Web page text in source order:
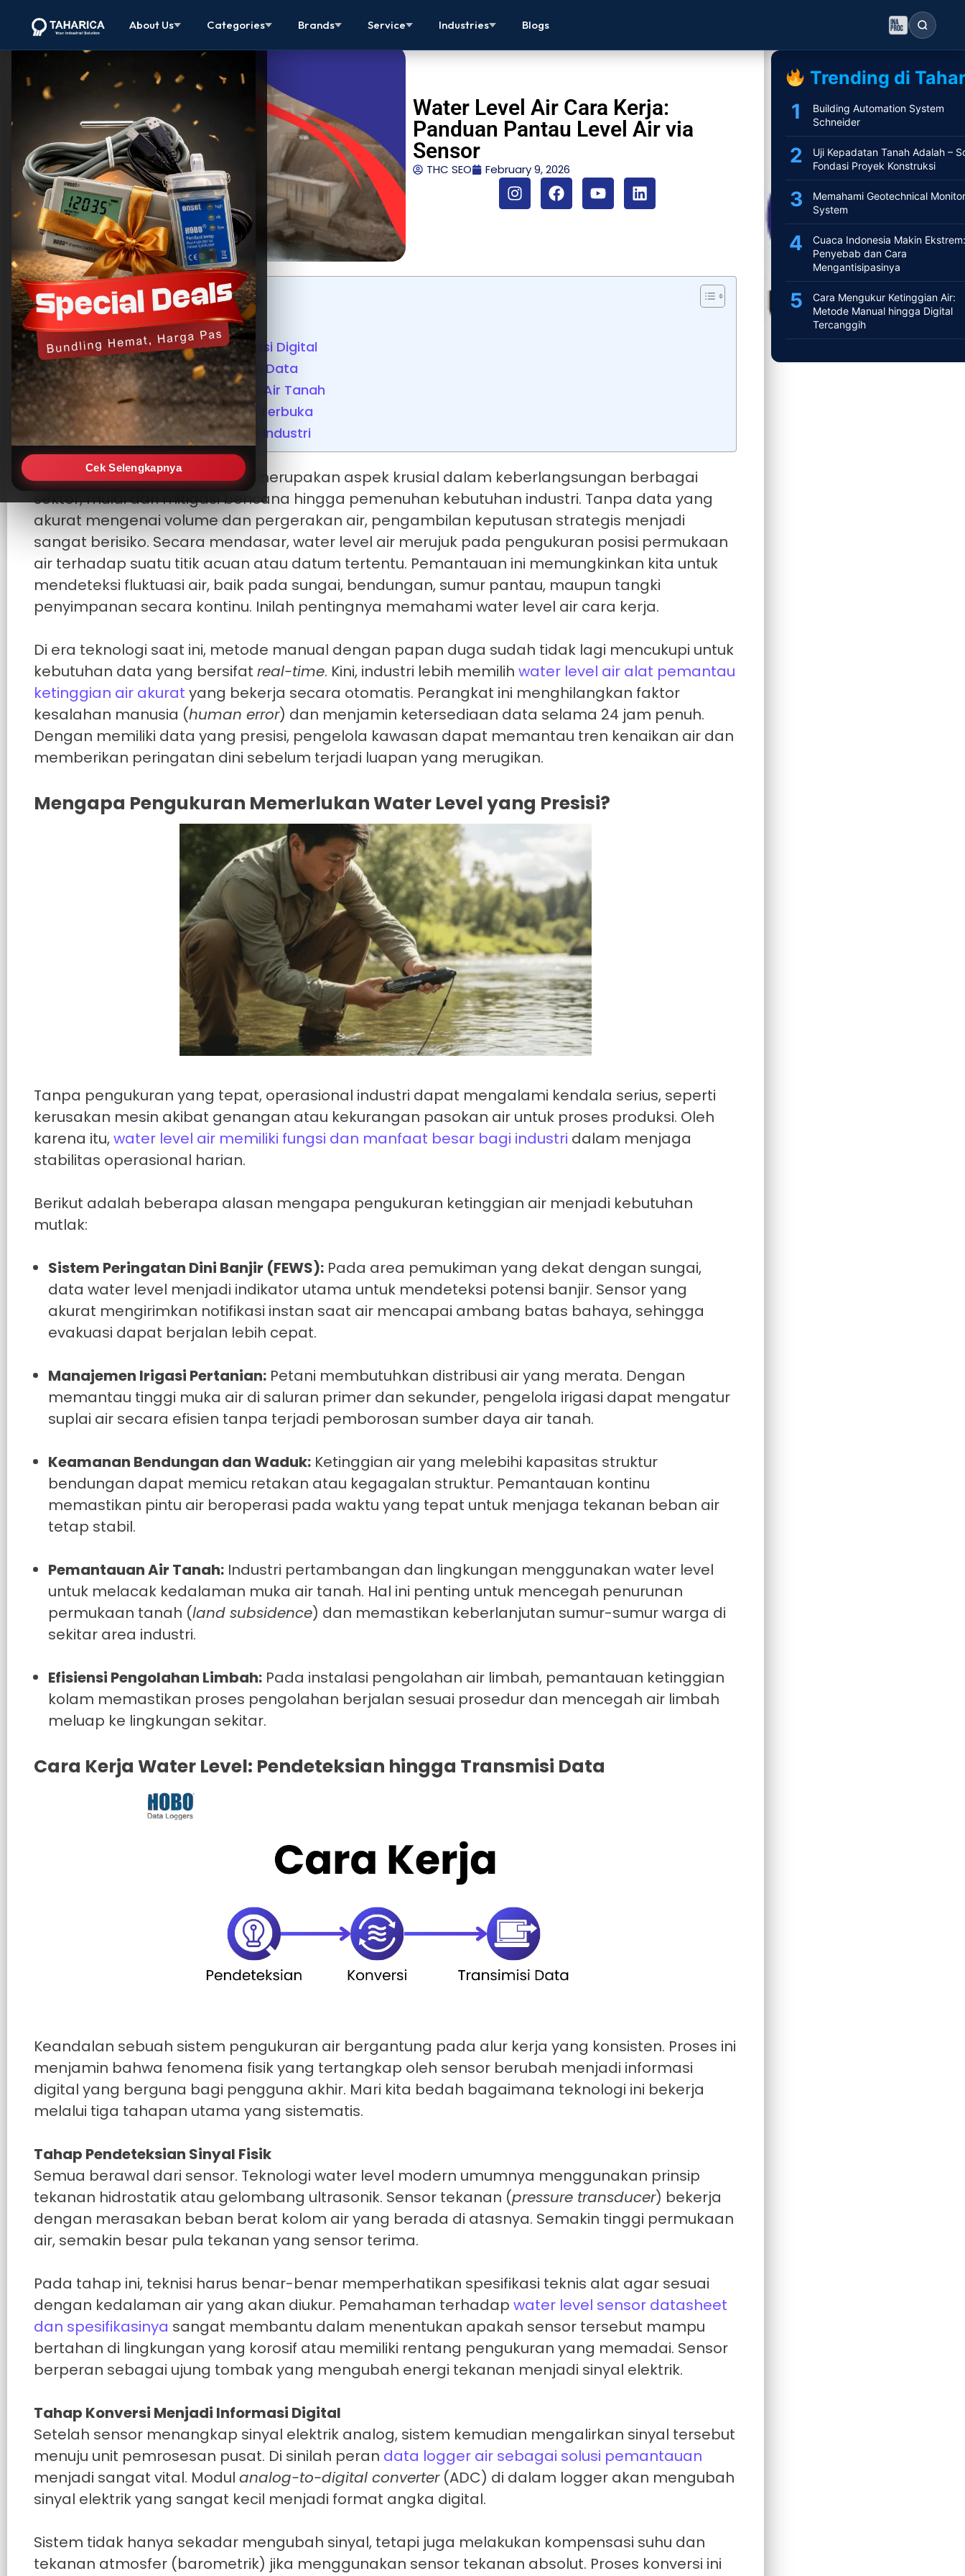
Cek Selengkapnya
About Us Categories Brands Service Industries Blogs
Water Level Air Cara Kerja:
Panduan Pantau Level Air via
Sensor
THC SEO February 9, 2026
Pembahasan Artikel
Tahap Pendeteksian Sinyal Fisik
Tahap Konversi Menjadi Informasi Digital
Tahap Transmisi dan Visualisasi Data
Pemantauan Sumur Dalam dan Air Tanah
Pemantauan Sungai dan Aliran Terbuka
Pemantauan Tangki dan Kolam Industri
Pengelolaan sumber daya air merupakan aspek krusial dalam keberlangsungan berbagai
sektor, mulai dari mitigasi bencana hingga pemenuhan kebutuhan industri. Tanpa data yang
akurat mengenai volume dan pergerakan air, pengambilan keputusan strategis menjadi
sangat berisiko. Secara mendasar, water level air merujuk pada pengukuran posisi permukaan
air terhadap suatu titik acuan atau datum tertentu. Pemantauan ini memungkinkan kita untuk
mendeteksi fluktuasi air, baik pada sungai, bendungan, sumur pantau, maupun tangki
penyimpanan secara kontinu. Inilah pentingnya memahami water level air cara kerja.
Di era teknologi saat ini, metode manual dengan papan duga sudah tidak lagi mencukupi untuk
kebutuhan data yang bersifatreal-time. Kini, industri lebih memilihwater level air alat pemantau
ketinggian air akurat yang bekerja secara otomatis. Perangkat ini menghilangkan faktor
kesalahan manusia (human error) dan menjamin ketersediaan data selama 24 jam penuh.
Dengan memiliki data yang presisi, pengelola kawasan dapat memantau tren kenaikan air dan
memberikan peringatan dini sebelum terjadi luapan yang merugikan.
Mengapa Pengukuran Memerlukan Water Level yang Presisi?
Tanpa pengukuran yang tepat, operasional industri dapat mengalami kendala serius, seperti
kerusakan mesin akibat genangan atau kekurangan pasokan air untuk proses produksi. Oleh
karena itu,water level air memiliki fungsi dan manfaat besar bagi industri dalam menjaga
stabilitas operasional harian.
Berikut adalah beberapa alasan mengapa pengukuran ketinggian air menjadi kebutuhan
mutlak:
Sistem Peringatan Dini Banjir (FEWS): Pada area pemukiman yang dekat dengan sungai,
data water level menjadi indikator utama untuk mendeteksi potensi banjir. Sensor yang
akurat mengirimkan notifikasi instan saat air mencapai ambang batas bahaya, sehingga
evakuasi dapat berjalan lebih cepat.
Manajemen Irigasi Pertanian: Petani membutuhkan distribusi air yang merata. Dengan
memantau tinggi muka air di saluran primer dan sekunder, pengelola irigasi dapat mengatur
suplai air secara efisien tanpa terjadi pemborosan sumber daya air tanah.
Keamanan Bendungan dan Waduk: Ketinggian air yang melebihi kapasitas struktur
bendungan dapat memicu retakan atau kegagalan struktur. Pemantauan kontinu
memastikan pintu air beroperasi pada waktu yang tepat untuk menjaga tekanan beban air
tetap stabil.
Pemantauan Air Tanah: Industri pertambangan dan lingkungan menggunakan water level
untuk melacak kedalaman muka air tanah. Hal ini penting untuk mencegah penurunan
permukaan tanah (land subsidence) dan memastikan keberlanjutan sumur-sumur warga di
sekitar area industri.
Efisiensi Pengolahan Limbah: Pada instalasi pengolahan air limbah, pemantauan ketinggian
kolam memastikan proses pengolahan berjalan sesuai prosedur dan mencegah air limbah
meluap ke lingkungan sekitar.
Cara Kerja Water Level: Pendeteksian hingga Transmisi Data
Keandalan sebuah sistem pengukuran air bergantung pada alur kerja yang konsisten. Proses ini
menjamin bahwa fenomena fisik yang tertangkap oleh sensor berubah menjadi informasi
digital yang berguna bagi pengguna akhir. Mari kita bedah bagaimana teknologi ini bekerja
melalui tiga tahapan utama yang sistematis.
Tahap Pendeteksian Sinyal Fisik
Semua berawal dari sensor. Teknologi water level modern umumnya menggunakan prinsip
tekanan hidrostatik atau gelombang ultrasonik. Sensor tekanan (pressure transducer) bekerja
dengan merasakan beban berat kolom air yang berada di atasnya. Semakin tinggi permukaan
air, semakin besar pula tekanan yang sensor terima.
Pada tahap ini, teknisi harus benar-benar memperhatikan spesifikasi teknis alat agar sesuai
dengan kedalaman air yang akan diukur. Pemahaman terhadapwater level sensor datasheet
dan spesifikasinya sangat membantu dalam menentukan apakah sensor tersebut mampu
bertahan di lingkungan yang korosif atau memiliki rentang pengukuran yang memadai. Sensor
berperan sebagai ujung tombak yang mengubah energi tekanan menjadi sinyal elektrik.
Tahap Konversi Menjadi Informasi Digital
Setelah sensor menangkap sinyal elektrik analog, sistem kemudian mengalirkan sinyal tersebut
menuju unit pemrosesan pusat. Di sinilah peran data logger air sebagai solusi pemantauan
menjadi sangat vital. Modulanalog-to-digital converter(ADC) di dalam logger akan mengubah
sinyal elektrik yang sangat kecil menjadi format angka digital.
Sistem tidak hanya sekadar mengubah sinyal, tetapi juga melakukan kompensasi suhu dan
tekanan atmosfer (barometrik) jika menggunakan sensor tekanan absolut. Proses konversi ini
Postingan Lainnya
Trending di
Building Automation System
Schneider
Uji Kepadatan Tanah Adalah –
Fondasi Proyek Konstruksi
Memahami Geotechnical
System
Cuaca Indonesia Makin Ekstrem:
Penyebab dan Cara
Mengantisipasinya
Cara Mengukur Ketinggian Air:
Metode Manual hingga Digital
Tercanggih